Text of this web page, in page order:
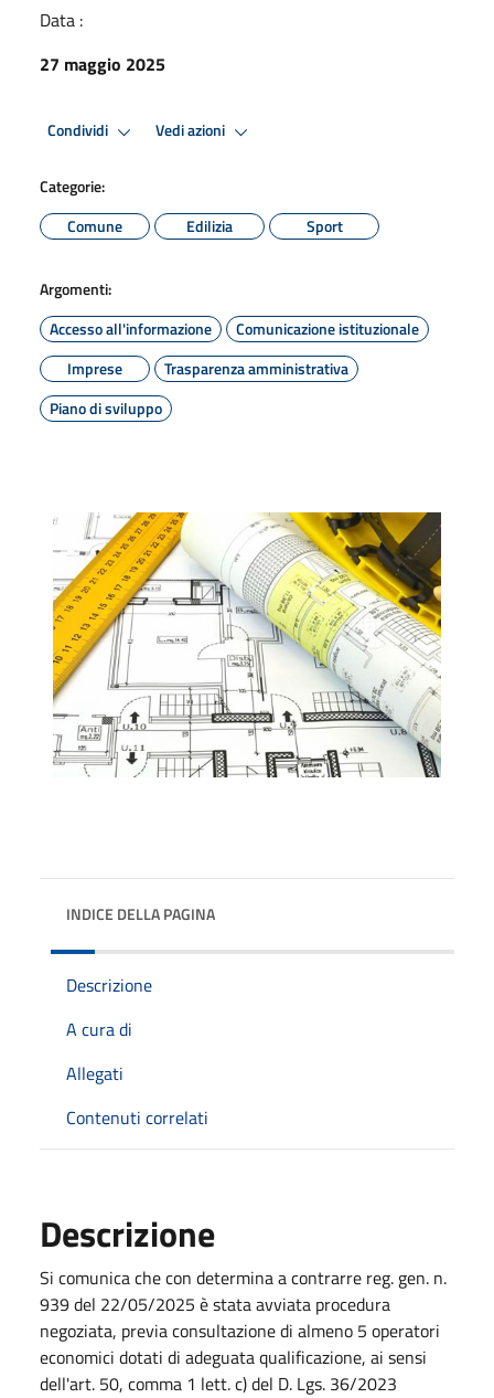
Data :
27 maggio 2025
Condividi Vedi azioni
Categorie:
Comune
Edilizia Sport
Argomenti:
Accesso all'informazione
Comunicazione istituzionale
Imprese
Trasparenza amministrativa
Piano di sviluppo
INDICE DELLA PAGINA
Descrizione
A cura di
Allegati
Contenuti correlati
Descrizione
Si comunica che con determina a contrarre reg. gen. n.
939 del 22/05/2025 è stata avviata procedura
negoziata, previa consultazione di almeno 5 operatori
economici dotati di adeguata qualificazione, ai sensi
dell'art. 50, comma 1 lett. c) del D. Lgs. 36/2023